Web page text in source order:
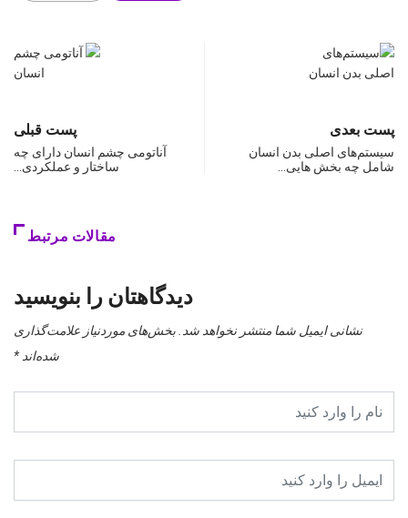
پست قبلی
آناتومی چشم انسان دارای چه
ساختار و عملکردی…
پست بعدی
سیستم‌های اصلی بدن انسان
شامل چه بخش هایی…
مقالات مرتبط
دیدگاهتان را بنویسید
نشانی ایمیل شما منتشر نخواهد شد.بخش‌های موردنیاز علامت‌گذاری
شده‌اند*